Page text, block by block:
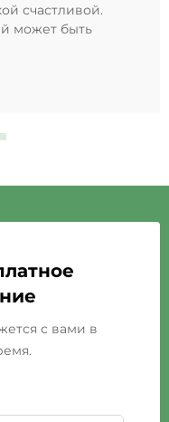
счастливой.
может быть
с вами в